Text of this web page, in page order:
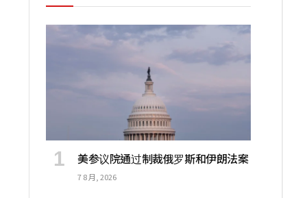
美参议院通过制裁俄罗斯和伊朗法案
7 8 月, 2026